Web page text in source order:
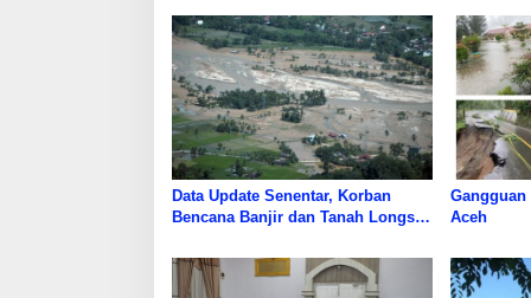
Data Update Senentar, Korban
Bencana Banjir dan Tanah Longsor
Aceh